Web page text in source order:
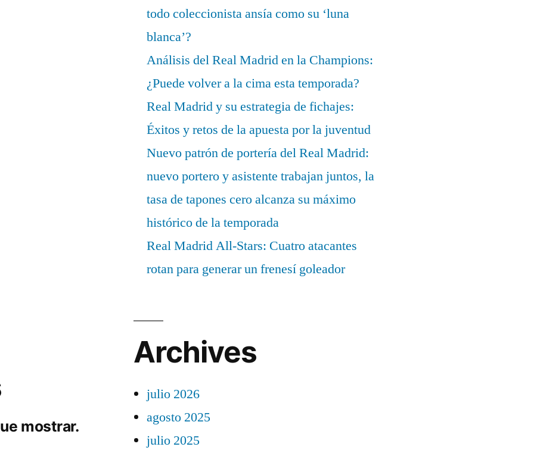
todo coleccionista ansía como su ‘luna
blanca’?
Análisis del Real Madrid en la Champions:
¿Puede volver a la cima esta temporada?
Real Madrid y su estrategia de fichajes:
Éxitos y retos de la apuesta por la juventud
Nuevo patrón de portería del Real Madrid:
nuevo portero y asistente trabajan juntos, la
tasa de tapones cero alcanza su máximo
histórico de la temporada
Real Madrid All-Stars: Cuatro atacantes
rotan para generar un frenesí goleador
mostrar.
Archives
julio 2026
agosto 2025
julio 2025